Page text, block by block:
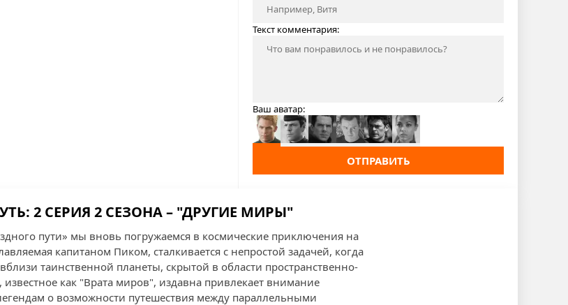
Текст комментария:
Ваш аватар:
ОТПРАВИТЬ
2 СЕРИЯ 2 СЕЗОНА – "ДРУГИЕ МИРЫ"
пути» мы вновь погружаемся в космические приключения на
капитаном Пиком, сталкивается с непростой задачей, когда
таинственной планеты, скрытой в области пространственно-
известное как "Врата миров", издавна привлекает внимание
о возможности путешествия между параллельными